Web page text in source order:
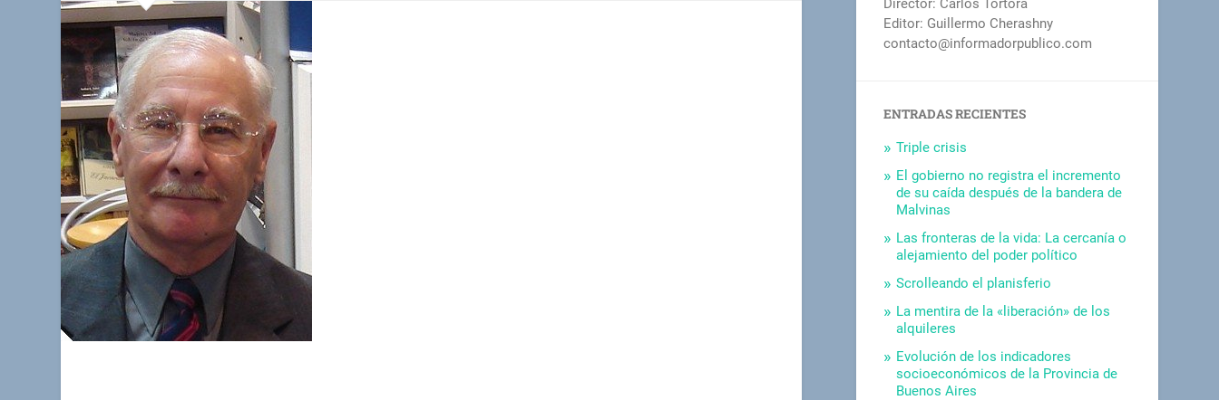
Director: Carlos Tórtora
Editor: Guillermo Cherashny
contacto@informadorpublico.com
ENTRADAS RECIENTES
Triple crisis
El gobierno no registra el incremento
de su caída después de la bandera de
Malvinas
Las fronteras de la vida: La cercanía o
alejamiento del poder político
Scrolleando el planisferio
La mentira de la «liberación» de los
alquileres
Evolución de los indicadores
socioeconómicos de la Provincia de
Buenos Aires